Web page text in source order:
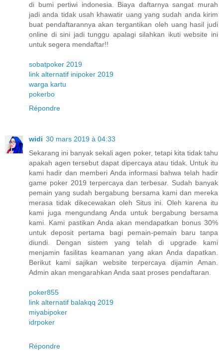
di bumi pertiwi indonesia. Biaya daftarnya sangat murah
jadi anda tidak usah khawatir uang yang sudah anda kirim
buat pendaftarannya akan tergantikan oleh uang hasil judi
online di sini jadi tunggu apalagi silahkan ikuti website ini
untuk segera mendaftar!!
sobatpoker 2019
link alternatif inipoker 2019
warga kartu
pokerbo
Répondre
widi 30 mars 2019 à 04:33
Sekarang ini banyak sekali agen poker, tetapi kita tidak tahu
apakah agen tersebut dapat dipercaya atau tidak. Untuk itu
kami hadir dan memberi Anda informasi bahwa telah hadir
game poker 2019 terpercaya dan terbesar. Sudah banyak
pemain yang sudah bergabung bersama kami dan mereka
merasa tidak dikecewakan oleh Situs ini. Oleh karena itu
kami juga mengundang Anda untuk bergabung bersama
kami. Kami pastikan Anda akan mendapatkan bonus 30%
untuk deposit pertama bagi pemain-pemain baru tanpa
diundi. Dengan sistem yang telah di upgrade kami
menjamin fasilitas keamanan yang akan Anda dapatkan.
Berikut kami sajikan website terpercaya dijamin Aman.
Admin akan mengarahkan Anda saat proses pendaftaran.
poker855
link alternatif balakqq 2019
miyabipoker
idrpoker
Répondre